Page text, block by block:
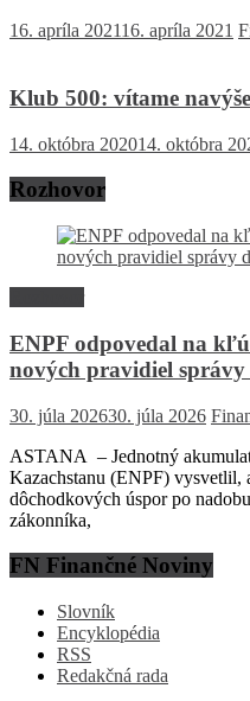
16. apríla 202116. apríla 2021
Klub 500: vítame
14. októbra 202014. októbra
Rozhovor
ENPF odpovedal na
nových pravidiel
30. júla 202630. júla 2026
ASTANA – Jednotný
Kazachstanu (ENPF) vysvetlil,
dôchodkových úspor po
zákonníka,
FN Finančné Noviny
Slovník
Encyklopédia
RSS
Redakčná rada